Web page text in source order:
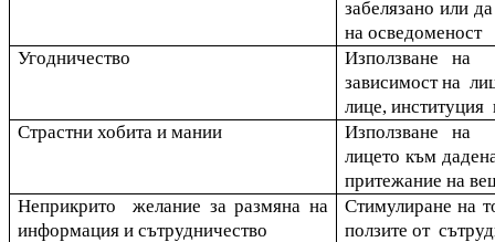
забелязано или
на осведоменост
Угодничество
Използване на
зависимост на
лице, институция
Страстни хобита и мании
Използване на
лицето към
притежание на
Неприкрито желание за размяна на
информация и сътрудничество
Стимулиране на
ползите от